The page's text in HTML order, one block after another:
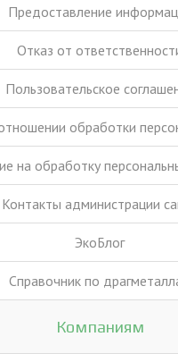
Предоставление
Отказ от
Пользовательское
обработки
на обработку
Контакты администрации
ЭкоБлог
Справочник по
Компаниям